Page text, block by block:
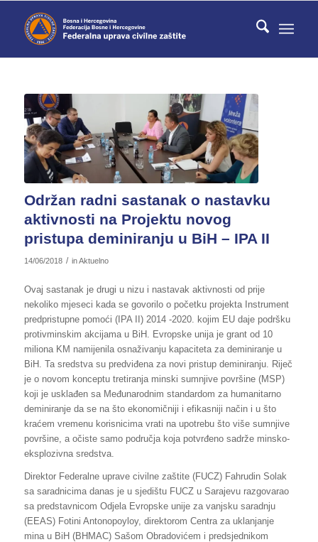
Održan radni sastanak o nastavku
aktivnosti na Projektu novog
pristupa deminiranju u BiH – IPA II
14/06/2018 / inAktuelno
Ovaj sastanak je drugi u nizu i nastavak aktivnosti od prije
nekoliko mjeseci kada se govorilo o početku projekta Instrument
predpristupne pomoći (IPA II) 2014 -2020. kojim EU daje podršku
protivminskim akcijama u BiH. Evropske unija je grant od 10
miliona KM namijenila osnaživanju kapaciteta za deminiranje u
BiH. Ta sredstva su predviđena za novi pristup deminiranju. Riječ
je o novom konceptu tretiranja minski sumnjive površine (MSP)
koji je usklađen sa Međunarodnim standardom za humanitarno
deminiranje da se na što ekonomičniji i efikasniji način i u što
kraćem vremenu korisnicima vrati na upotrebu što više sumnjive
površine, a očiste samo područja koja potvrđeno sadrže minsko-
eksplozivna sredstva.
Direktor Federalne uprave civilne zaštite (FUCZ) Fahrudin Solak
sa saradnicima danas je u sjedištu FUCZ u Sarajevu razgovarao
sa predstavnicom Odjela Evropske unije za vanjsku saradnju
(EEAS) Fotini Antonopoyloy, direktorom Centra za uklanjanje
mina u BiH (BHMAC) Sašom Obradovićem i predsjednikom